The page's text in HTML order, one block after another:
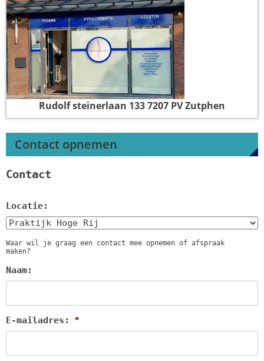
Rudolf steinerlaan 1337207 PV Zutphen
Contact opnemen
Contact
Locatie:
Waar wil je graag een contact mee opnemen of afspraak
maken?
Naam:
E-mailadres: *